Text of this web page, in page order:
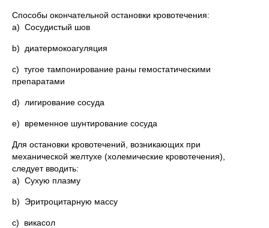
Способы окончательной остановки кровотечения:
a) Сосудистый шов
b) диатермокоагуляция
c) тугое тампонирование раны гемостатическими
препаратами
d) лигирование сосуда
e) временное шунтирование сосуда
Для остановки кровотечений, возникающих при
механической желтухе (холемические кровотечения),
следует вводить:
a) Сухую плазму
b) Эритроцитарную массу
c) викасол